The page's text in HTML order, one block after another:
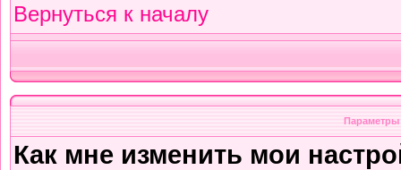
Вернуться к началу
Параметры
Как мне изменить мои